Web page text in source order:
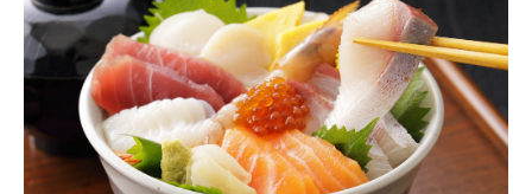
進化するPCとデバイスの未来
好きが集まる 比べて選べる
ビジネスと働き方のヒント
AI活用のいまが分かる